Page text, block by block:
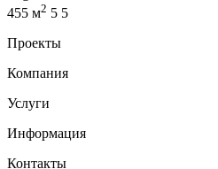
455 м2 5 5
Проекты
Компания
Услуги
Информация
Контакты